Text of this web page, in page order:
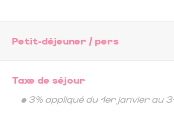
Petit-déjeuner / pers
Taxe de séjour
• 3% appliqué du 1er janvier au